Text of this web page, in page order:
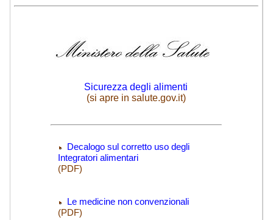
Sicurezza degli alimenti
(si apre in salute.gov.it)
Decalogo sul corretto uso degli
Integratori alimentari
(PDF)
Le medicine non convenzionali
(PDF)